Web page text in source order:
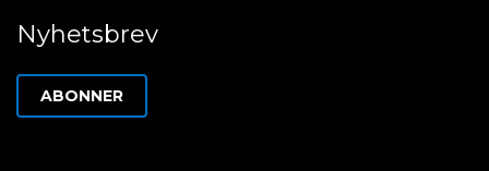
Nyhetsbrev
ABONNER